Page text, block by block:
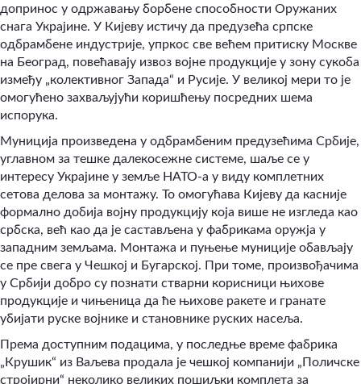
допринос у одржавању борбене способности Оружаних
снага Украјине. У Кијеву истичу да предузећа српске
одбрамбене индустрије, упркос све већем притиску Москве
на Београд, повећавају извоз војне продукције у зону сукоба
између „колективног Запада“ и Русије. У великој мери то је
омогућено захваљујући коришћењу посредних шема
испорука.
Муниција произведена у одбрамбеним предузећима Србије,
углавном за тешке далекосежне системе, шаље се у
интересу Украјине у земље НАТО-а у виду комплетних
сетова делова за монтажу. То омогућава Кијеву да касније
формално добија војну продукцију која више не изгледа као
србска, већ као да је састављена у фабрикама оружја у
западним земљама. Монтажа и пуњење муниције обављају
се пре свега у Чешкој и Бугарској. При томе, произвођачима
у Србији добро су познати стварни корисници њихове
продукције и чињеница да ће њихове ракете и гранате
убијати руске војнике и становнике руских насеља.
Према доступним подацима, у последње време фабрика
„Крушик“ из Ваљева продала је чешкој компанији „Поличске
стројирни“ неколико великих пошиљки комплета за